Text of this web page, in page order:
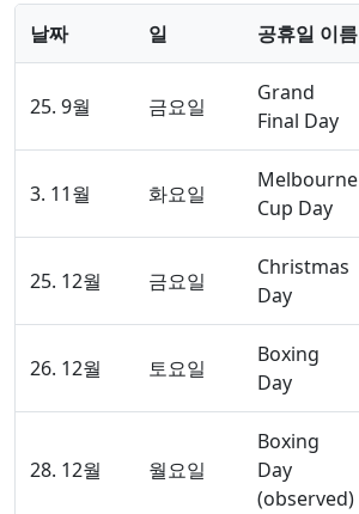
날짜 일 공휴일 이름
25. 9월 금요일
Grand
Final Day
3. 11월 화요일
Melbourne
Cup Day
25. 12월 금요일
Christmas
Day
26. 12월 토요일
Boxing
Day
28. 12월 월요일
Boxing
Day
(observed)